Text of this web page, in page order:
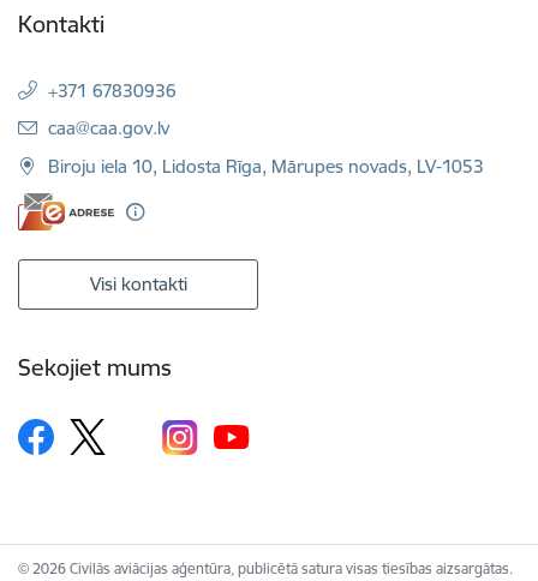
Kontakti
+371 67830936
E-pasts:
caa@caa.gov.lv
Biroju iela 10, Lidosta Rīga, Mārupes novads, LV-1053
Visi kontakti
Sekojiet mums
© 2026 Civilās aviācijas aģentūra, publicētā satura visas tiesības aizsargātas.